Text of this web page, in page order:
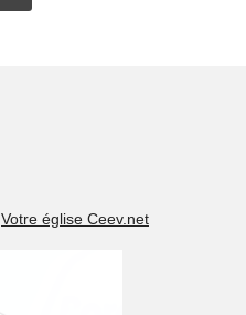
Votre église Ceev.net